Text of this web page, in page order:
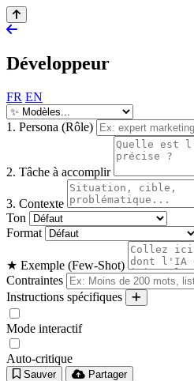
Développeur
FR EN
1. Persona (Rôle)
2. Tâche à accomplir
3. Contexte
Ton
Format
★ Exemple (Few-Shot)
Contraintes
Instructions spécifiques
Mode interactif
Auto-critique
Sauver Partager